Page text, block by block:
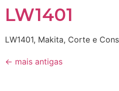
LW1401
LW1401, Makita, Corte e
← mais antigas